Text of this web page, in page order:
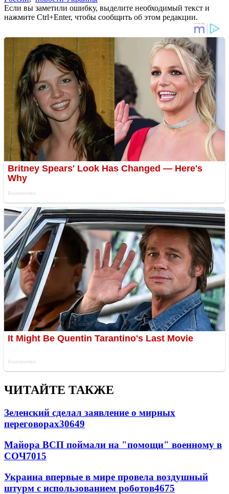
Если вы заметили ошибку, выделите необходимый текст и
нажмите Ctrl+Enter, чтобы сообщить об этом редакции.
ЧИТАЙТЕ ТАКЖЕ
Зеленский сделал заявление о мирных
переговорах30649
Майора ВСП поймали на "помощи" военному в
СОЧ7015
Украина впервые в мире провела воздушный
штурм с использованием роботов4675